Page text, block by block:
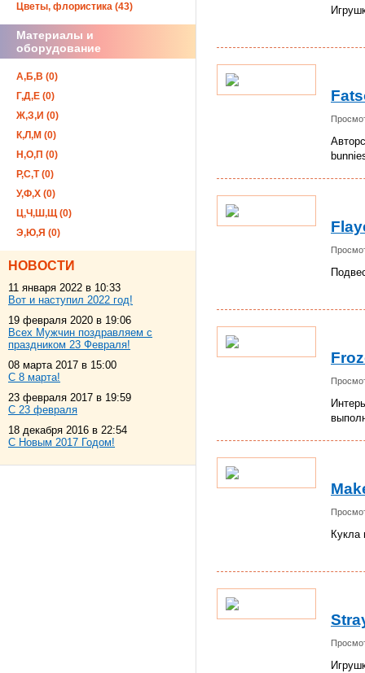
Кукла
Цветы, флористика (43)
Материалы и
оборудование
А,Б,В (0)
Г,Д,Е (0)
Ж,З,И (0)
К,Л,М (0)
Н,О,П (0)
Р,С,Т (0)
У,Ф,Х (0)
Ц,Ч,Ш,Щ (0)
Э,Ю,Я (0)
НОВОСТИ
11 января 2022 в 10:33
Вот и наступил 2022 год!
19 февраля 2020 в 19:06
Всех Мужчин поздравляем с
праздником 23 Февраля!
08 марта 2017 в 15:00
С 8 марта!
23 февраля 2017 в 19:59
С 23 февраля
18 декабря 2016 в 22:54
С Новым 2017 Годом!